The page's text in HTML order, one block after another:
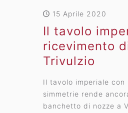
15 Aprile 2020
Il tavolo
ricevimento
Trivulzio
Il tavolo imperiale con
simmetrie rende
banchetto di nozze a